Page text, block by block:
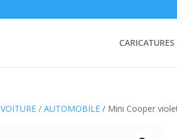
CARICATURES
VOITURE / AUTOMOBILE/ Mini Cooper